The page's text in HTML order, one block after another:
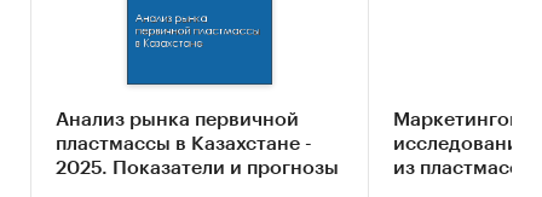
В качестве основных методов анализа данных
выступают так называемые (1) Традиционный
(количественный) анализ с применением
пакетов программ, к которым имеет доступ
Анализ рынка первичной
пластмассы в Казахстане -
2025. Показатели и прогнозы
Маркетинговое
исследование
из пластмасс